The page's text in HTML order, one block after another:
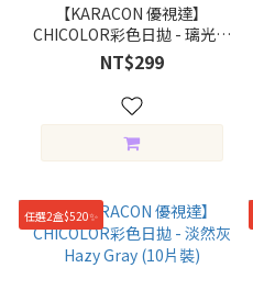
【KARACON 優視達】
CHICOLOR彩色日拋 - 璃光灰
Glass Gray (10片裝)
NT$299
任選2盒$520✨